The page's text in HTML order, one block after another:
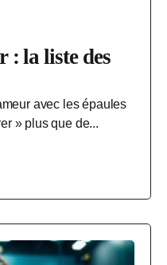
: la liste des
avec les épaules
» plus que de...